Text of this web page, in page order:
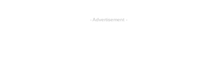
- Advertisement -